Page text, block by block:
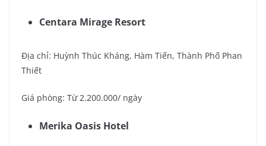
Centara Mirage Resort
Địa chỉ: Huỳnh Thúc Kháng, Hàm Tiến, Thành Phố Phan
Thiết
Giá phòng: Từ 2.200.000/ ngày
Merika Oasis Hotel